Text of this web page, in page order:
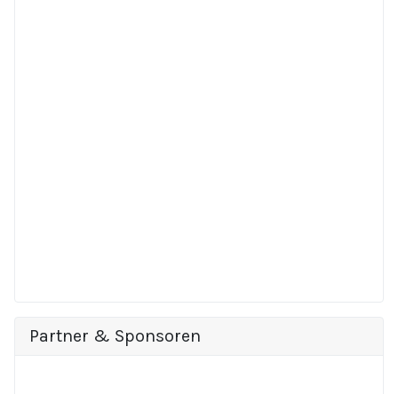
Partner & Sponsoren